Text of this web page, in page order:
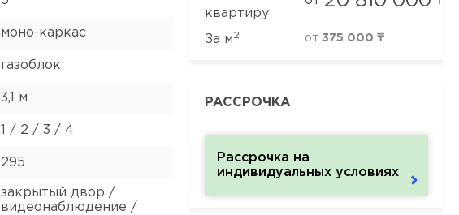
моно-каркас
газоблок
3,1 м
1 / 2 / 3 / 4
295
закрытый двор /
видеонаблюдение /
квартиру
За м2 от 375 000 ₸
РАССРОЧКА
Рассрочка на
индивидуальных условиях